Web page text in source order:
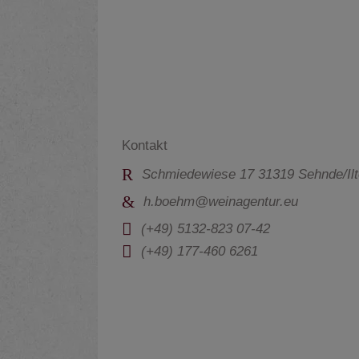
Kontakt
Schmiedewiese 17 31319 Sehnde/
h.boehm@weinagentur.eu
(+49) 5132-823 07-42
(+49) 177-460 6261